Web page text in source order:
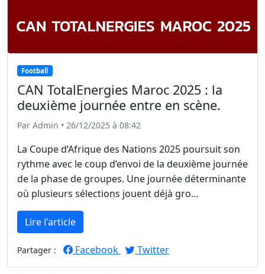
Football
CAN TotalEnergies Maroc 2025 : la
deuxième journée entre en scène.
Par Admin • 26/12/2025 à 08:42
La Coupe d’Afrique des Nations 2025 poursuit son
rythme avec le coup d’envoi de la deuxième journée
de la phase de groupes. Une journée déterminante
où plusieurs sélections jouent déjà gro...
Lire l'article
Partager : Facebook Twitter